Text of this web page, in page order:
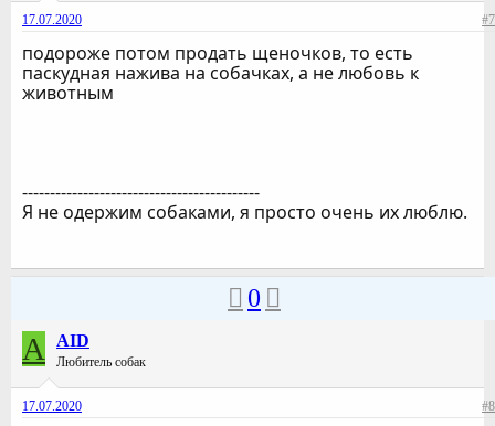
17.07.2020 #7
подороже потом продать щеночков, то есть
паскудная нажива на собачках, а не любовь к
животным
-------------------------------------------
Я не одержим собаками, я просто очень их люблю.
0
A AID
Любитель собак
17.07.2020 #8